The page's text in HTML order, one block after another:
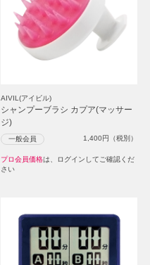
AIVIL(アイビル)
シャンプーブラシ カプア(マッサー
ジ)
一般会員 1,400円（税別）
プロ会員価格は、ログインしてご確認くだ
さい